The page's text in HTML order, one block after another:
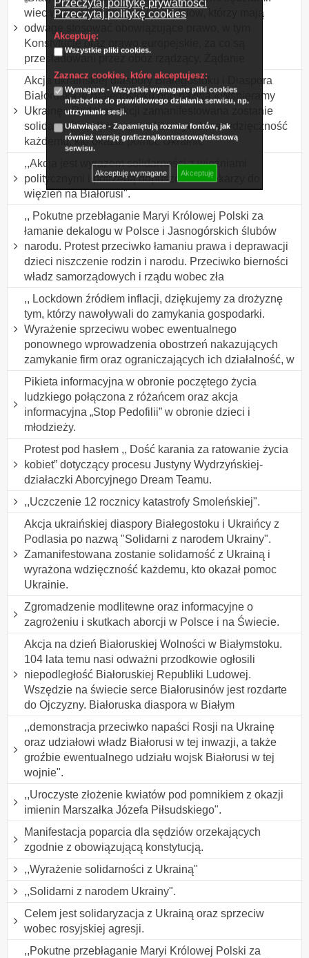
Przeczytaj politykę prywatności
Przeczytaj politykę cookies
Akceptuję:
Wszystkie pliki cookies.
Zaznacz cookies, które akceptujesz:
Wymagane - Wszystkie wymagane pliki cookies
niezbędne do prawidłowego działania serwisu, np.
utrzymanie sesji.
Ułatwiające - Zapamiętują rozmiar fontów, jak
również wersję graficzną/kontrastową/tekstową
serwisu.
Akceptuję wymagane Akceptuję
wiec wsparcia niezawisłych sędziów, którzy mają
odwagę stosować obowiązujące prawo, w tym
Konstytucję oraz prawo europejskie, za co są
prześladowani przez obóz rządzący. Żądanie
Akcja ukraińskiej diaspory Białegostoku i Diaspora
Białoruska w Białegostoku pod nazwą «Wspieramy
Ukrainę» Podczas akcji zamanifestowana zostanie
solidarność z Ukrainą, a także wyrażona wdzięczność
każdemu, kto okazał pomoc Ukrainie
,,Akcja jest wyrazem solidarności z więźniami
politycznymi i potrzebą dopuszczenia lekarzy do
więzień na Białorusi".
,, Pokutne przebłaganie Maryi Królowej Polski za
łamanie dekalogu w Polsce i Jasnogórskich ślubów
narodu. Protest przeciwko łamaniu prawa i deprawacji
dzieci niszczenie rodzin i narodu. Przeciwko bierności
władz samorządowych i rządu wobec zła
,, Lockdown źródłem inflacji, dziękujemy za drożyznę
tym, którzy nawoływali do zamykania gospodarki.
Wyrażenie sprzeciwu wobec ewentualnego
ponownego wprowadzenia obostrzeń nakazujących
zamykanie firm oraz ograniczających ich działalność, w
Pikieta informacyjna w obronie poczętego życia
ludzkiego połączona z różańcem oraz akcja
informacyjna „Stop Pedofilii” w obronie dzieci i
młodzieży.
Protest pod hasłem ,, Dość karania za ratowanie życia
kobiet” dotyczący procesu Justyny Wydrzyńskiej-
działaczki Aborcyjnego Dream Teamu.
,,Uczczenie 12 rocznicy katastrofy Smoleńskiej".
Akcja ukraińskiej diaspory Białegostoku i Ukraińcy z
Podlasia po nazwą "Solidarni z narodem Ukrainy".
Zamanifestowana zostanie solidarność z Ukrainą i
wyrażona wdzięczność każdemu, kto okazał pomoc
Ukrainie.
Zgromadzenie modlitewne oraz informacyjne o
zagrożeniu i skutkach aborcji w Polsce i na Świecie.
Akcja na dzień Białoruskiej Wolności w Białymstoku.
104 lata temu nasi odważni przodkowie ogłosili
niepodległość Białoruskiej Republiki Ludowej.
Wszędzie na świecie serce Białorusinów jest rozdarte
do Ojczyzny. Białoruska diaspora w Białym
,,demonstracja przeciwko napaści Rosji na Ukrainę
oraz udziałowi władz Białorusi w tej inwazji, a także
groźbie ewentualnego udziału wojsk Białorusi w tej
wojnie".
,,Uroczyste złożenie kwiatów pod pomnikiem z okazji
imienin Marszałka Józefa Piłsudskiego".
Manifestacja poparcia dla sędziów orzekających
zgodnie z obowiązującą konstytucją.
,,Wyrażenie solidarności z Ukrainą"
,,Solidarni z narodem Ukrainy".
Celem jest solidaryzacja z Ukrainą oraz sprzeciw
wobec rosyjskiej agresji.
,,Pokutne przebłaganie Maryi Królowej Polski za